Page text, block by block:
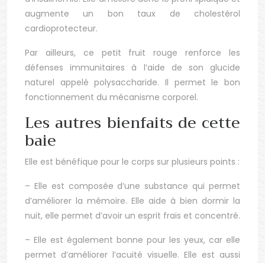
augmente un bon taux de cholestérol
cardioprotecteur.
Par ailleurs, ce petit fruit rouge renforce les
défenses immunitaires à l’aide de son glucide
naturel appelé polysaccharide. Il permet le bon
fonctionnement du mécanisme corporel.
Les autres bienfaits de cette
baie
Elle est bénéfique pour le corps sur plusieurs points :
– Elle est composée d’une substance qui permet
d’améliorer la mémoire. Elle aide à bien dormir la
nuit, elle permet d’avoir un esprit frais et concentré.
– Elle est également bonne pour les yeux, car elle
permet d’améliorer l’acuité visuelle. Elle est aussi